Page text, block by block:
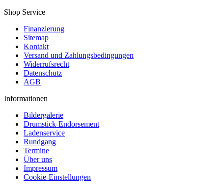
Shop Service
Finanzierung
Sitemap
Kontakt
Versand und Zahlungsbedingungen
Widerrufsrecht
Datenschutz
AGB
Informationen
Bildergalerie
Drumstick-Endorsement
Ladenservice
Rundgang
Termine
Über uns
Impressum
Cookie-Einstellungen